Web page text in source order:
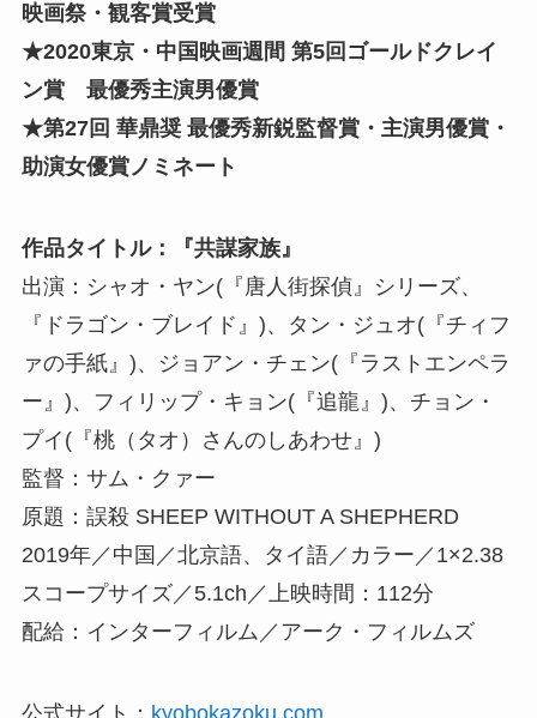
映画祭・観客賞受賞
★2020東京・中国映画週間 第5回ゴールドクレイ
ン賞 最優秀主演男優賞
★第27回 華鼎奨 最優秀新鋭監督賞・主演男優賞・
助演女優賞ノミネート
作品タイトル：『共謀家族』
出演：シャオ・ヤン(『唐人街探偵』シリーズ、
『ドラゴン・ブレイド』)、タン・ジュオ(『チィフ
ァの手紙』)、ジョアン・チェン(『ラストエンペラ
ー』)、フィリップ・キョン(『追龍』)、チョン・
プイ(『桃（タオ）さんのしあわせ』)
監督：サム・クァー
原題：誤殺 SHEEP WITHOUT A SHEPHERD
2019年／中国／北京語、タイ語／カラー／1×2.38
スコープサイズ／5.1ch／上映時間：112分
配給：インターフィルム／アーク・フィルムズ